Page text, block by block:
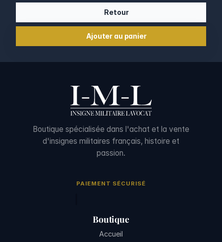
Retour
Ajouter au panier
Boutique spécialisée dans l'achat et la vente
d'insignes militaires français, histoire et
passion.
PAIEMENT SÉCURISÉ
Boutique
Accueil